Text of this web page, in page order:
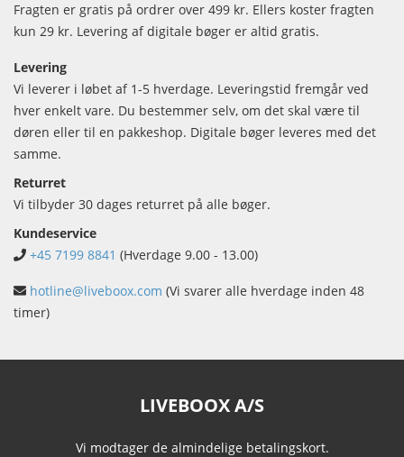
Fragten er gratis på ordrer over 499 kr. Ellers koster fragten
kun 29 kr. Levering af digitale bøger er altid gratis.
Levering
Vi leverer i løbet af 1-5 hverdage. Leveringstid fremgår ved
hver enkelt vare. Du bestemmer selv, om det skal være til
døren eller til en pakkeshop. Digitale bøger leveres med det
samme.
Returret
Vi tilbyder 30 dages returret på alle bøger.
Kundeservice
+45 7199 8841 (Hverdage 9.00 - 13.00)
hotline@liveboox.com (Vi svarer alle hverdage inden 48
timer)
LIVEBOOX A/S
Vi modtager de almindelige betalingskort.